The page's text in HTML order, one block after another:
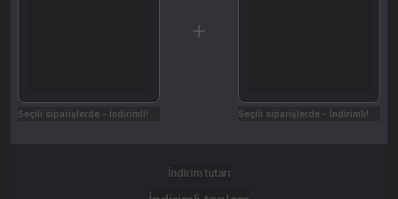
Seçili siparişlerde - İndirimli! Seçili siparişlerde - İndirimli!
İndirim tutarı